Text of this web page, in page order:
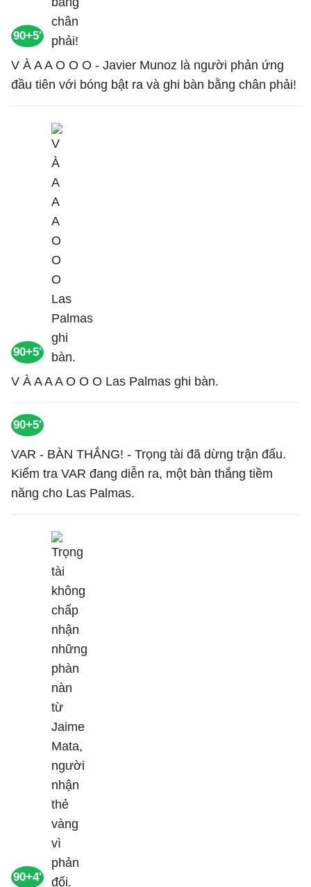
90+5'
V À A A O O O - Javier Munoz là người phản ứng
đầu tiên với bóng bật ra và ghi bàn bằng chân phải!
90+5'
V À A A A O O O Las Palmas ghi bàn.
90+5'
VAR - BÀN THẮNG! - Trọng tài đã dừng trận đấu.
Kiểm tra VAR đang diễn ra, một bàn thắng tiềm
năng cho Las Palmas.
90+4'